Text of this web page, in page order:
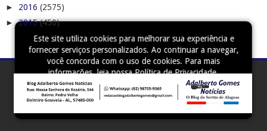
Este site utiliza cookies para melhorar sua experiência e
fornecer serviços personalizados. Ao continuar a navegar,
você concorda com o uso de cookies. Para mais
informações, leia nossaPolítica de Privacidade.
Aceitar
► 2016 (2575)
►2015(450)